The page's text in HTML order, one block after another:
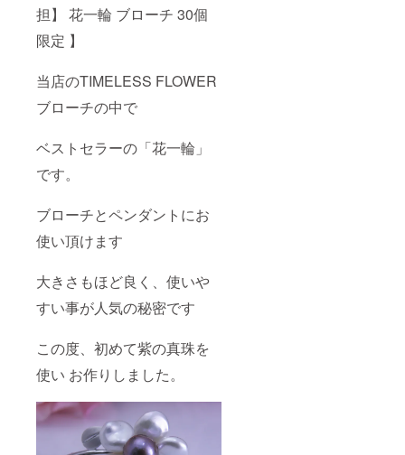
担】 花一輪 ブローチ 30個
限定 】
当店のTIMELESS FLOWER
ブローチの中で
ベストセラーの「花一輪」
です。
ブローチとペンダントにお
使い頂けます
大きさもほど良く、使いや
すい事が人気の秘密です
この度、初めて紫の真珠を
使い お作りしました。